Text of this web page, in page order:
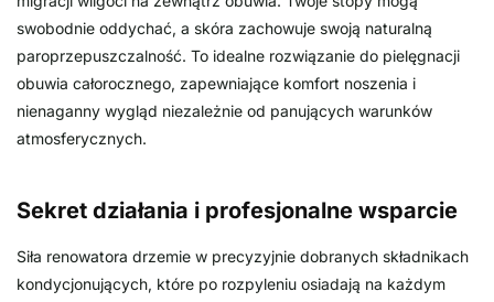
swobodnie oddychać, a skóra zachowuje swoją naturalną
paroprzepuszczalność. To idealne rozwiązanie do pielęgnacji
obuwia całorocznego, zapewniające komfort noszenia i
nienaganny wygląd niezależnie od panujących warunków
atmosferycznych.
Sekret działania i profesjonalne wsparcie
Siła renowatora drzemie w precyzyjnie dobranych składnikach
kondycjonujących, które po rozpyleniu osiadają na każdym